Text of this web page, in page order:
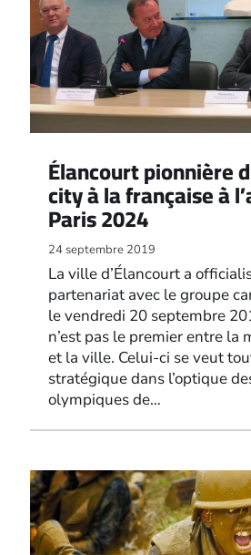
Élancourt pionnière
city à la française à
Paris 2024
24 septembre 2019
La ville d’Élancourt a
partenariat avec le groupe
le vendredi 20 septembre
n’est pas le premier entre la
et la ville. Celui-ci se veut
stratégique dans l’optique
olympiques de…